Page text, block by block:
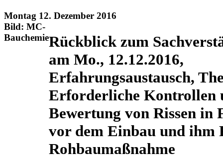
Montag 12. Dezember 2016
Bild: MC-
BauchemieRückblick zum
am Mo., 12.12.2016,
Erfahrungsaustausch,
Erforderliche Kontrollen
Bewertung von Rissen
vor dem Einbau und ihm
Rohbaumaßnahme